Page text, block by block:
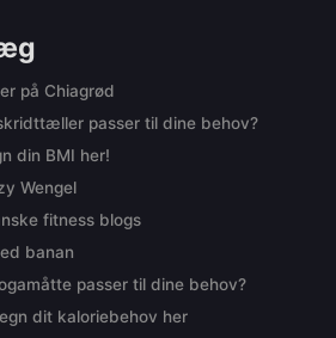
på Chiagrød
passer til dine behov?
din BMI her!
Wengel
fitness blogs
banan
passer til dine behov?
dit kaloriebehov her